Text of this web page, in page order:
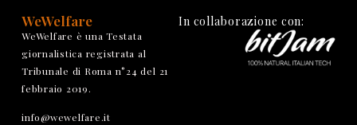
WeWelfare
WeWelfare è una Testata
giornalistica registrata al
Tribunale di Roma n°24 del 21
febbraio 2019.
info@wewelfare.it
In collaborazione con: